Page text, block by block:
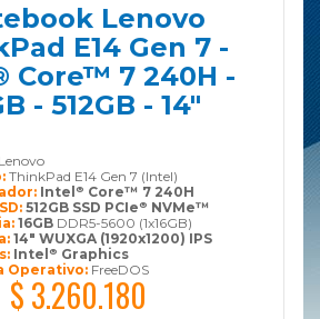
Lenovo
E14 Gen 7 -
Core™ 7 240H -
- 512GB - 14"
$ 3.260.180
Lenovo
ThinkPad E14 Gen 7 (Intel)
Intel ® Core™ 7 240H
512GB SSD PCIe ® NVMe™
16GB DDR5-5600 (1x16GB)
14" WUXGA (1920x1200) IPS
Intel ® Graphics
Operativo: FreeDOS